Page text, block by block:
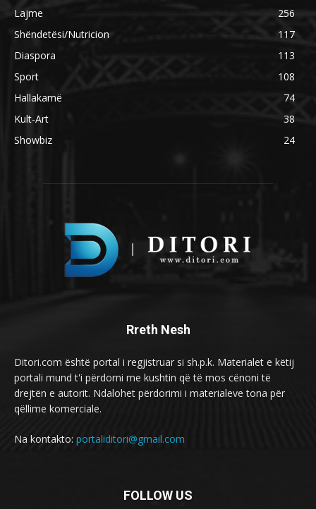
Lajme
256
Shëndetësi/Nutricion
117
Diaspora
113
Sport
108
Hallakamë
74
Kult-Art
38
Showbiz
24
Rreth Nesh
Ditori.com është portal i regjistruar si sh.p.k. Materialet e këtij
portali mund t'i përdorni me kushtin që të mos cënoni të
drejtën e autorit. Ndalohet përdorimi i materialeve tona për
qëllime komerciale.
Na kontakto: portaliditori@gmail.com
FOLLOW US